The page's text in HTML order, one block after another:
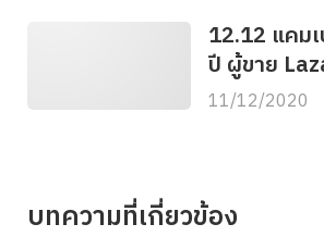
12.12 แคม
ปี ผู้ขาย
เตรียมการจั
11/12/2020
บทความที่เกี่ยวข้อง